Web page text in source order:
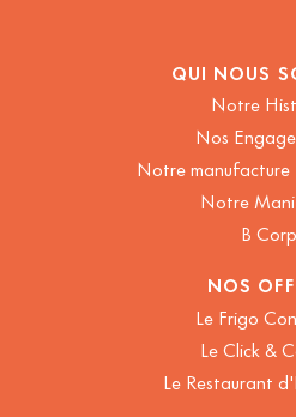
QUI NOUS
Notre
Nos
Notre manufacture
Notre
B Corp
NOS
Le Frigo
Le Click &
Le Restaurant